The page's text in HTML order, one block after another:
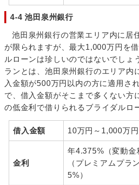
4-4 池田泉州銀行
池田泉州銀行の営業エリア内に居
が限られますが、最大1,000万円を
ルローンは珍しいのではないでしょ
ランとは、池田泉州銀行のエリア内
入金額が500万円以内の方に適用さ
で、借入金額がそこまで多くない方
の低金利で借りられるブライダルロ
借入金額 10万円～1,000万円
金利
年4.375%（変動金
（プレミアムプラ
5%）